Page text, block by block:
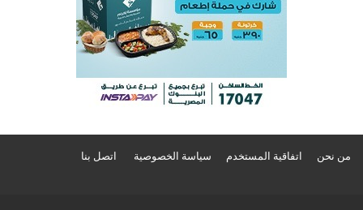
من نحن اتفاقية المستخدم سياسة الخصوصية اتصل بنا